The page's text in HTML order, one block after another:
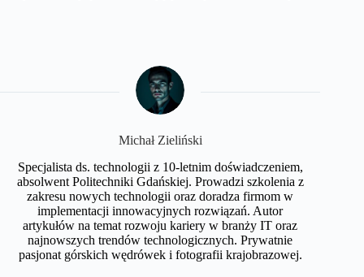
Michał Zieliński
Specjalista ds. technologii z 10-letnim doświadczeniem,
absolwent Politechniki Gdańskiej. Prowadzi szkolenia z
zakresu nowych technologii oraz doradza firmom w
implementacji innowacyjnych rozwiązań. Autor
artykułów na temat rozwoju kariery w branży IT oraz
najnowszych trendów technologicznych. Prywatnie
pasjonat górskich wędrówek i fotografii krajobrazowej.